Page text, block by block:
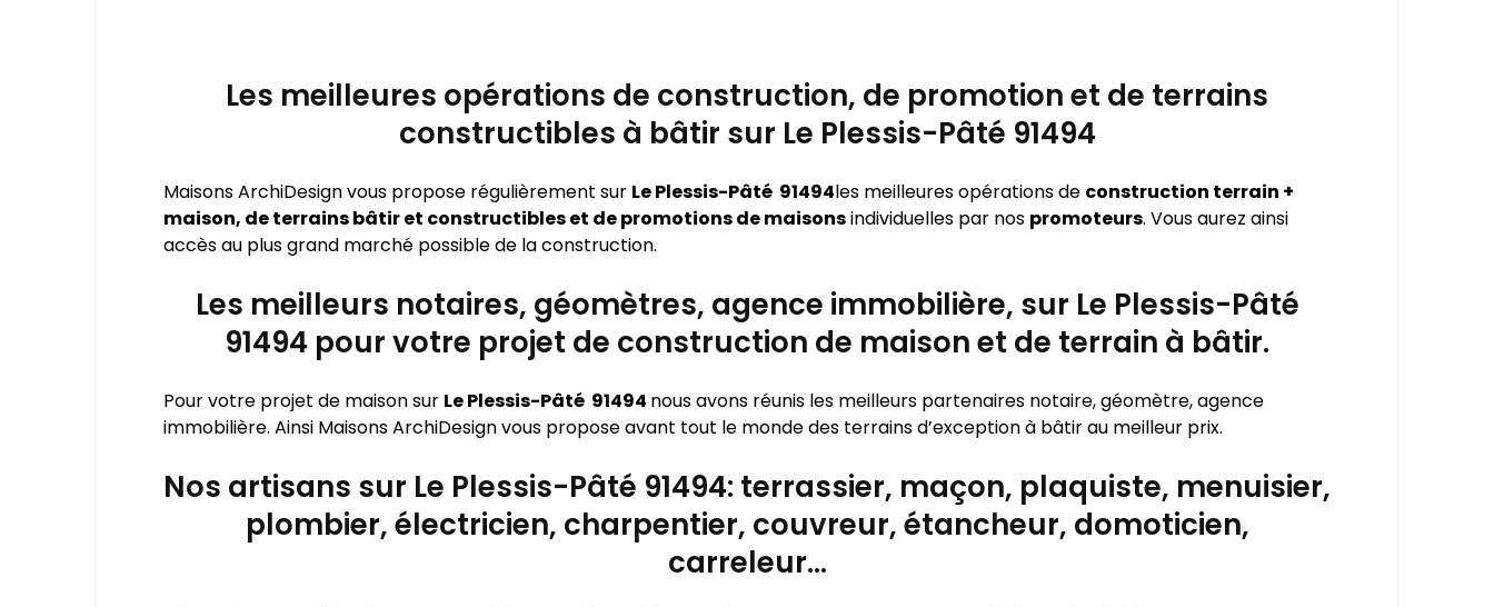
Les meilleures opérations de construction, de promotion et de terrains
constructibles à bâtir sur Le Plessis-Pâté 91494
Maisons ArchiDesign vous propose régulièrement sur Le Plessis-Pâté 91494les meilleures opérations de construction terrain +
maison, de terrains bâtir et constructibles et de promotions de maisonsindividuelles par nos promoteurs. Vous aurez ainsi
accès au plus grand marché possible de la construction.
Les meilleurs notaires, géomètres, agence immobilière, sur Le Plessis-Pâté
91494 pour votre projet de construction de maison et de terrain à bâtir.
Pour votre projet de maison sur Le Plessis-Pâté 91494 nous avons réunis les meilleurs partenaires notaire, géomètre, agence
immobilière. Ainsi Maisons ArchiDesign vous propose avant tout le monde des terrains d’exception à bâtir au meilleur prix.
Nos artisans sur Le Plessis-Pâté 91494: terrassier, maçon, plaquiste, menuisier,
plombier, électricien, charpentier, couvreur, étancheur, domoticien,
carreleur…